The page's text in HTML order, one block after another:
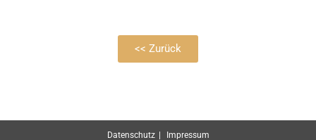
<< Zurück
Datenschutz Impressum